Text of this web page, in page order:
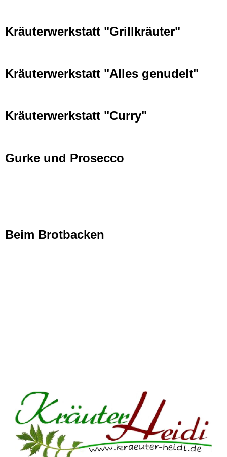
Kräuterwerkstatt "Grillkräuter"
Kräuterwerkstatt "Alles genudelt"
Kräuterwerkstatt "Curry"
Gurke und Prosecco
Beim Brotbacken